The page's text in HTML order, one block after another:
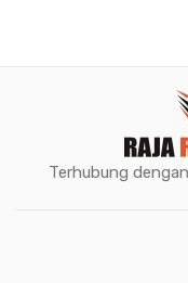
Terhubung